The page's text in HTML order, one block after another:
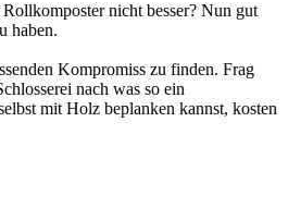
nicht besser? Nun gut
haben.
Kompromiss zu finden. Frag
nach was so ein
mit Holz beplanken kannst, kosten